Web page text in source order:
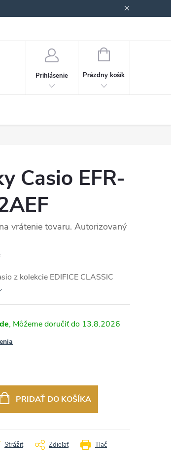
Prihlásenie
NÁKUPNÝ
Prázdny košík
Casio EFR-
vrátenie tovaru. Autorizovaný
z kolekcie EDIFICE CLASSIC
13.8.2026
PRIDAŤ DO KOŠÍKA
Tlač
Strážiť Zdieľať